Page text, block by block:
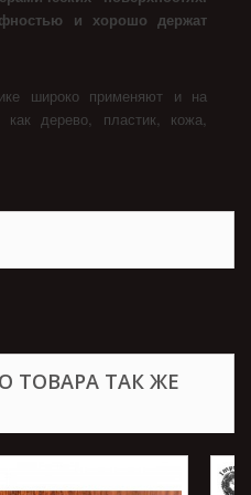
и хорошо держат
широко применяют и на
как дерево, пластик, кожа,
ТОВАРА ТАК ЖЕ